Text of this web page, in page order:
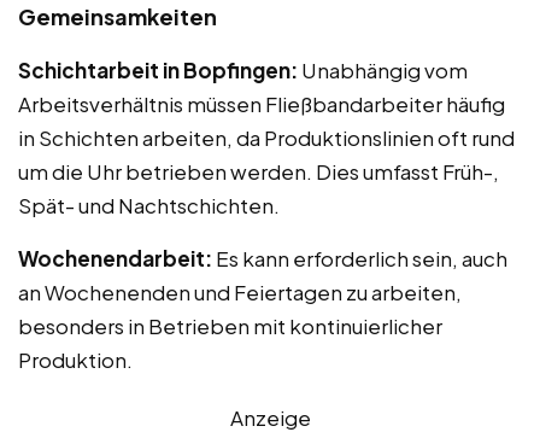
Gemeinsamkeiten
Schichtarbeit in Bopfingen: Unabhängig vom
Arbeitsverhältnis müssen Fließbandarbeiter häufig
in Schichten arbeiten, da Produktionslinien oft rund
um die Uhr betrieben werden. Dies umfasst Früh-,
Spät- und Nachtschichten.
Wochenendarbeit: Es kann erforderlich sein, auch
an Wochenenden und Feiertagen zu arbeiten,
besonders in Betrieben mit kontinuierlicher
Produktion.
Anzeige